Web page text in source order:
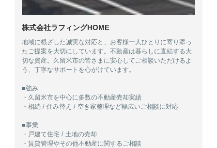
株式会社ラフィングHOME
地域に根ざした誠実な対応と、お客様一人ひとりに寄り添っ
たご提案を大切にしています。不動産は暮らしに直結する大
切な資産。久留米市の皆さまに安心してご相談いただけるよ
う、丁寧なサポートを心がけています。
■強み
・久留米市を中心に多数の不動産売却実績
・相続 / 住み替え / 空き家整理など幅広いご相談に対応
■事業
・戸建て住宅 / 土地の売却
・賃貸管理やその他不動産に関するご相談